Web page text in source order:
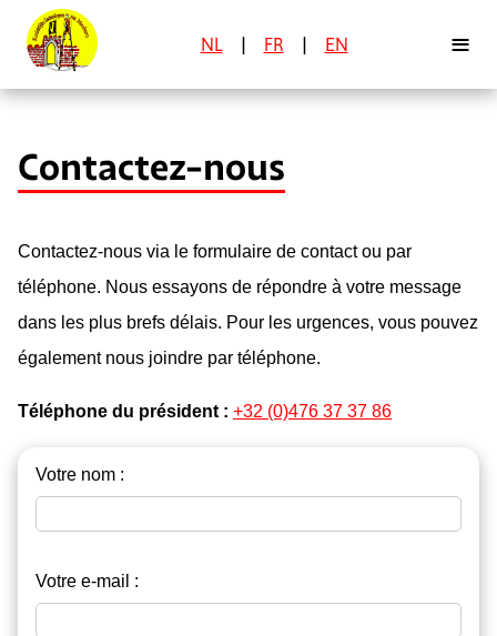
NL | FR | EN ≡
Contactez-nous
Contactez-nous via le formulaire de contact ou par
téléphone. Nous essayons de répondre à votre message
dans les plus brefs délais. Pour les urgences, vous pouvez
également nous joindre par téléphone.
Téléphone du président : +32 (0)476 37 37 86
Votre nom :
Votre e-mail :